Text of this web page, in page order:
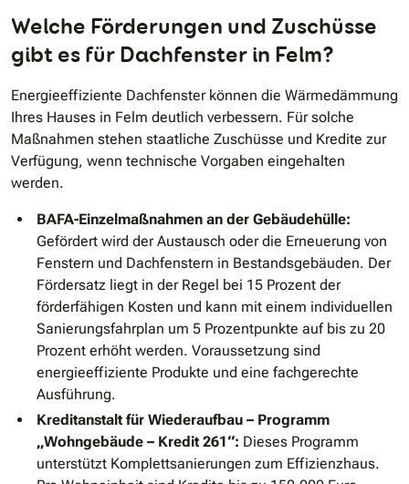
Welche Förderungen und Zuschüsse
gibt es für Dachfenster in Felm?
Energieeffiziente Dachfenster können die Wärmedämmung
Ihres Hauses in Felm deutlich verbessern. Für solche
Maßnahmen stehen staatliche Zuschüsse und Kredite zur
Verfügung, wenn technische Vorgaben eingehalten
werden.
BAFA-Einzelmaßnahmen an der Gebäudehülle:
Gefördert wird der Austausch oder die Erneuerung von
Fenstern und Dachfenstern in Bestandsgebäuden. Der
Fördersatz liegt in der Regel bei 15 Prozent der
förderfähigen Kosten und kann mit einem individuellen
Sanierungsfahrplan um 5 Prozentpunkte auf bis zu 20
Prozent erhöht werden. Voraussetzung sind
energieeffiziente Produkte und eine fachgerechte
Ausführung.
Kreditanstalt für Wiederaufbau – Programm
„Wohngebäude – Kredit 261“: Dieses Programm
unterstützt Komplettsanierungen zum Effizienzhaus.